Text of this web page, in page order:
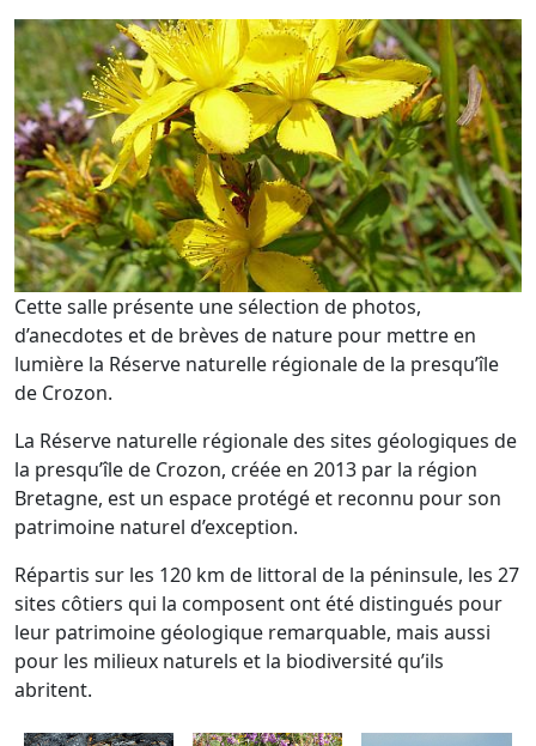
Cette salle présente une sélection de photos,
d’anecdotes et de brèves de nature pour mettre en
lumière la Réserve naturelle régionale de la presqu’île
de Crozon.
La Réserve naturelle régionale des sites géologiques de
la presqu’île de Crozon, créée en 2013 par la région
Bretagne, est un espace protégé et reconnu pour son
patrimoine naturel d’exception.
Répartis sur les 120 km de littoral de la péninsule, les 27
sites côtiers qui la composent ont été distingués pour
leur patrimoine géologique remarquable, mais aussi
pour les milieux naturels et la biodiversité qu’ils
abritent.